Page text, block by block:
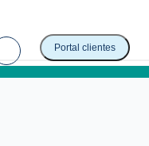
Portal clientes